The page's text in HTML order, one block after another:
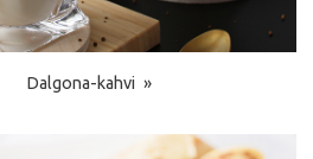
Dalgona-kahvi